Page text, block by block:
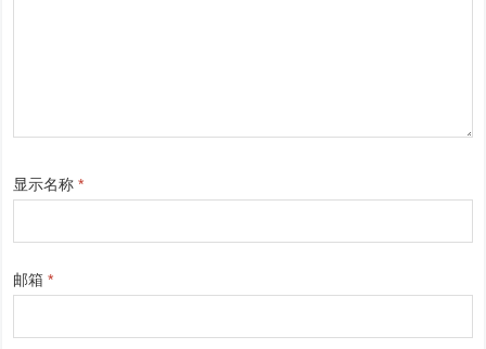
显示名称*
邮箱*